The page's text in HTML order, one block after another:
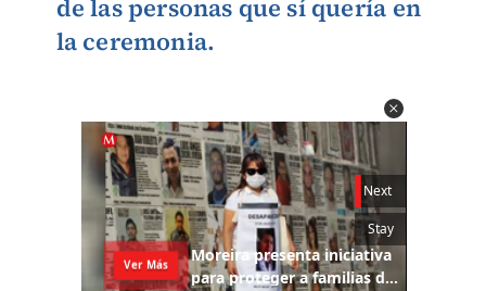
de las personas que sí quería en
la ceremonia.